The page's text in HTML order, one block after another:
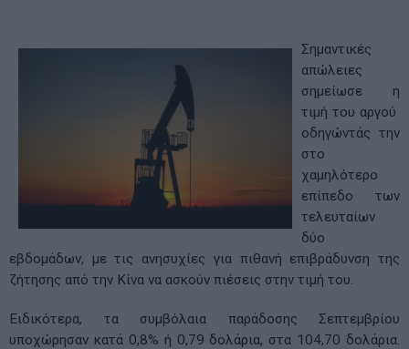
Σημαντικές
απώλειες
σημείωσε η
τιμή του αργού
οδηγώντάς την
στο
χαμηλότερο
επίπεδο των
τελευταίων
δύο
εβδομάδων, με τις ανησυχίες για πιθανή επιβράδυνση της
ζήτησης από την Κίνα να ασκούν πιέσεις στην τιμή του.
Ειδικότερα, τα συμβόλαια παράδοσης Σεπτεμβρίου
υποχώρησαν κατά 0,8% ή 0,79 δολάρια, στα 104,70 δολάρια.